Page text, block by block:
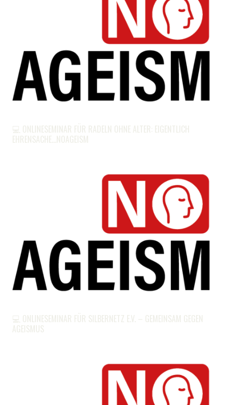
💻 ONLINESEMINAR FÜR RADELN OHNE ALTER: EIGENTLICH
EHRENSACHE…NOAGEISM
💻 ONLINESEMINAR FÜR SILBERNETZ E.V. – GEMEINSAM GEGEN
AGEISMUS